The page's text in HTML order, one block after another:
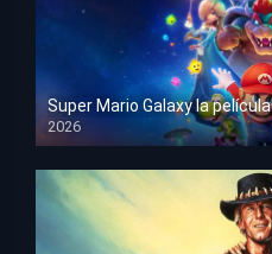
Super Mario Galaxy la película
2026
HD 1080p